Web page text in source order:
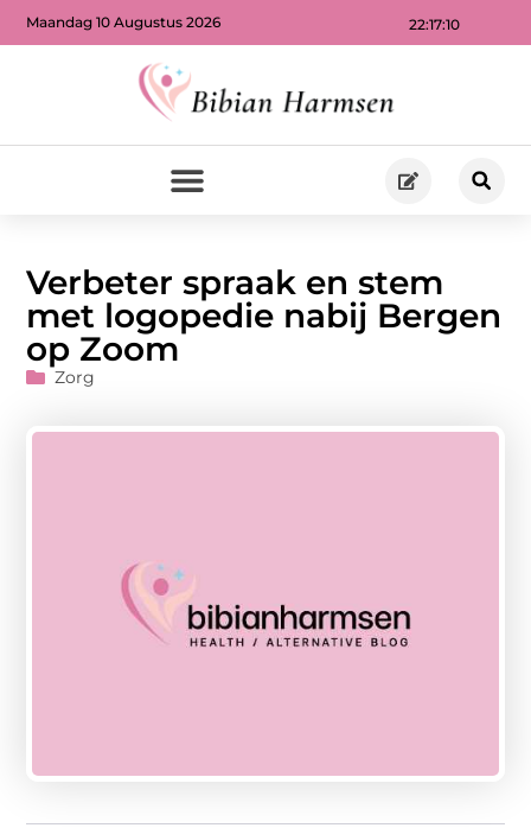
22:17:11
Maandag 10 Augustus 2026
Verbeter spraak en stem
met logopedie nabij Bergen
op Zoom
Zorg